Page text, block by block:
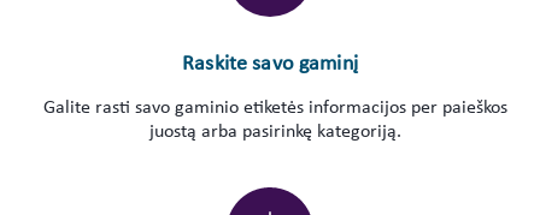
Raskite savo gaminį
Galite rasti savo gaminio etiketės informacijos per paieškos
juostą arba pasirinkę kategoriją.